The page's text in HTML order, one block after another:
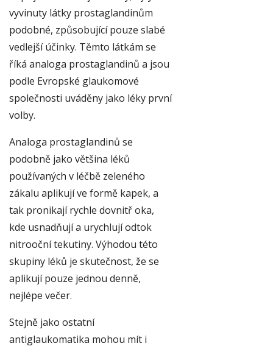
vyvinuty látky prostaglandinům
podobné, způsobující pouze slabé
vedlejší účinky. Těmto látkám se
říká analoga prostaglandinů a jsou
podle Evropské glaukomové
společnosti uváděny jako léky první
volby.
Analoga prostaglandinů se
podobně jako většina léků
používaných v léčbě zeleného
zákalu aplikují ve formě kapek, a
tak pronikají rychle dovnitř oka,
kde usnadňují a urychlují odtok
nitrooční tekutiny. Výhodou této
skupiny léků je skutečnost, že se
aplikují pouze jednou denně,
nejlépe večer.
Stejně jako ostatní
antiglaukomatika mohou mít i